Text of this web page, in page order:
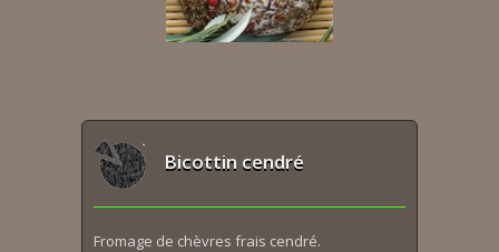
Bicottin cendré
Fromage de chèvres frais cendré.